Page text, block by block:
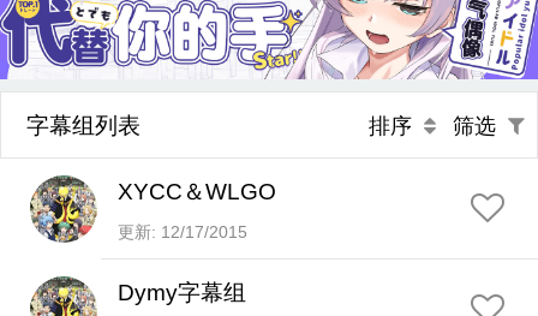
字幕组列表 排序 筛选
XYCC＆WLGO
更新: 12/17/2015
Dymy字幕组